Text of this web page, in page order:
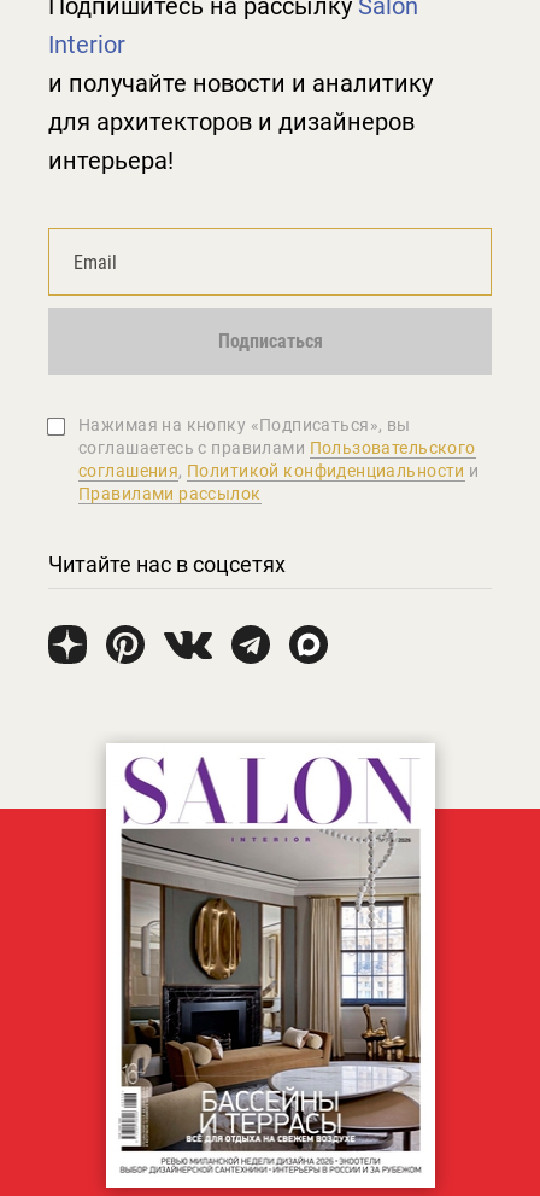
Подпишитесь на рассылку Salon
Interior
и получайте новости и аналитику
для архитекторов и дизайнеров
интерьера!
Подписаться
Нажимая на кнопку «Подписаться», вы
соглашаетеcь с правилами Пользовательского
соглашения, Политикой конфиденциальности и
Правилами рассылок
Читайте нас в соцсетях